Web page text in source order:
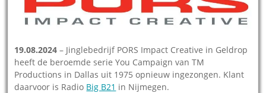
19.08.2024 – Jinglebedrijf PORS Impact Creative in Geldrop
heeft de beroemde serie You Campaign van TM
Productions in Dallas uit 1975 opnieuw ingezongen. Klant
daarvoor is Radio Big B21 in Nijmegen.